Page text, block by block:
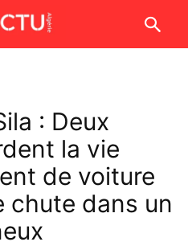
: Deux
la vie
de voiture
chute dans un